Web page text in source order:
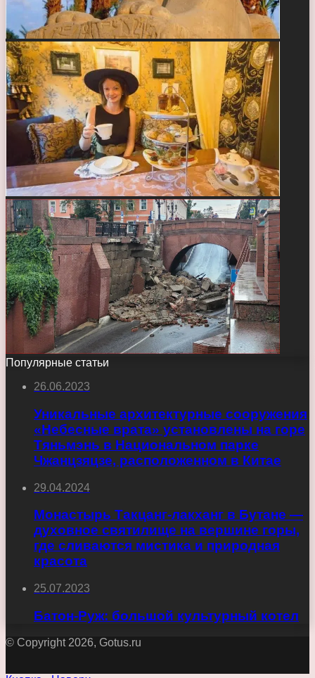
Популярные статьи
26.06.2023
Уникальные архитектурные сооружения
«Небесные врата» установлены на горе
Тяньмэнь в Национальном парке
Чжанцзяцзе, расположенном в Китае
29.04.2024
Монастырь Такцанг-лакханг в Бутане —
духовное святилище на вершине горы,
где сливаются мистика и природная
красота
25.07.2023
Батон-Руж: большой культурный котел
© Copyright 2026, Gotus.ru